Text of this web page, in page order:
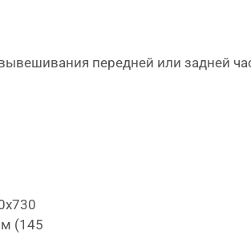
передней или задней
(145